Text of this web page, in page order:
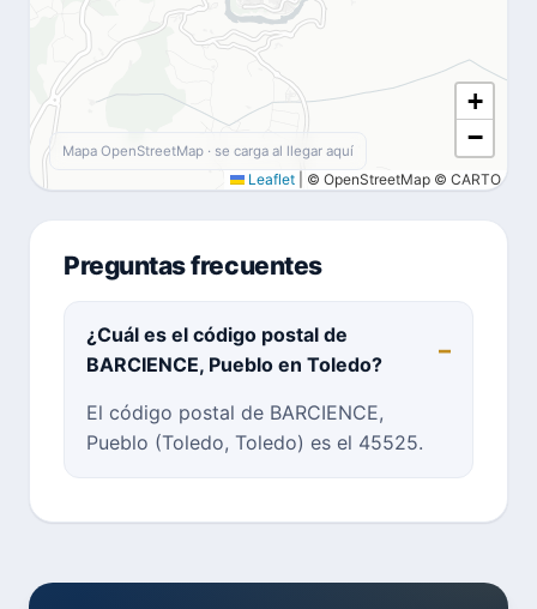
+
−
Leaflet © OpenStreetMap © CARTO
Mapa OpenStreetMap · se carga al llegar aquí
Preguntas frecuentes
¿Cuál es el código postal de
BARCIENCE, Pueblo en Toledo?
El código postal de BARCIENCE,
Pueblo (Toledo, Toledo) es el 45525.